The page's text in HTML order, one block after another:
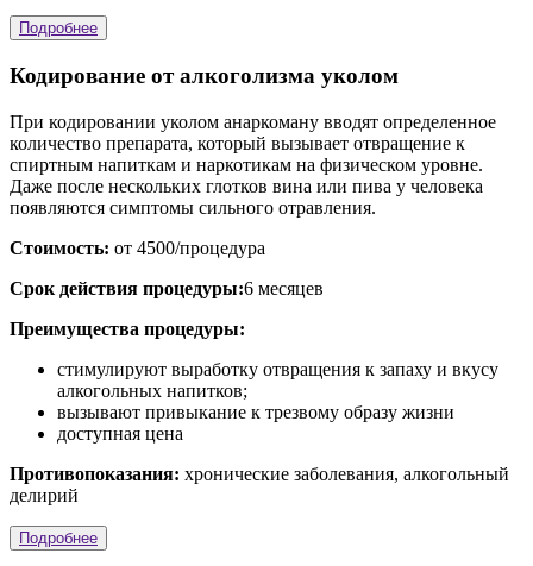
Подробнее
Кодирование от алкоголизма уколом
При кодировании уколом анаркоману вводят определенное
количество препарата, который вызывает отвращение к
спиртным напиткам и наркотикам на физическом уровне.
Даже после нескольких глотков вина или пива у человека
появляются симптомы сильного отравления.
Стоимость: от 4500/процедура
Срок действия процедуры:6 месяцев
Преимущества процедуры:
стимулируют выработку отвращения к запаху и вкусу
алкогольных напитков;
вызывают привыкание к трезвому образу жизни
доступная цена
Противопоказания: хронические заболевания, алкогольный
делирий
Подробнее